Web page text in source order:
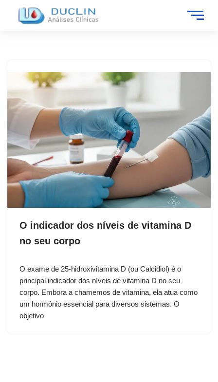
O indicador dos níveis de vitamina D
no seu corpo
O exame de 25-hidroxivitamina D (ou Calcidiol) é o
principal indicador dos níveis de vitamina D no seu
corpo. Embora a chamemos de vitamina, ela atua como
um hormônio essencial para diversos sistemas. O
objetivo